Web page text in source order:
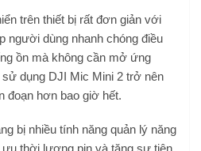
trên thiết bị rất đơn giản với
người dùng nhanh chóng điều
ồn mà không cần mở ứng
dụng DJI Mic Mini 2 trở nên
đoạn hơn bao giờ hết.